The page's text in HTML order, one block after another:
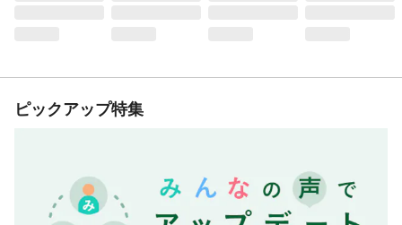
ピックアップ特集